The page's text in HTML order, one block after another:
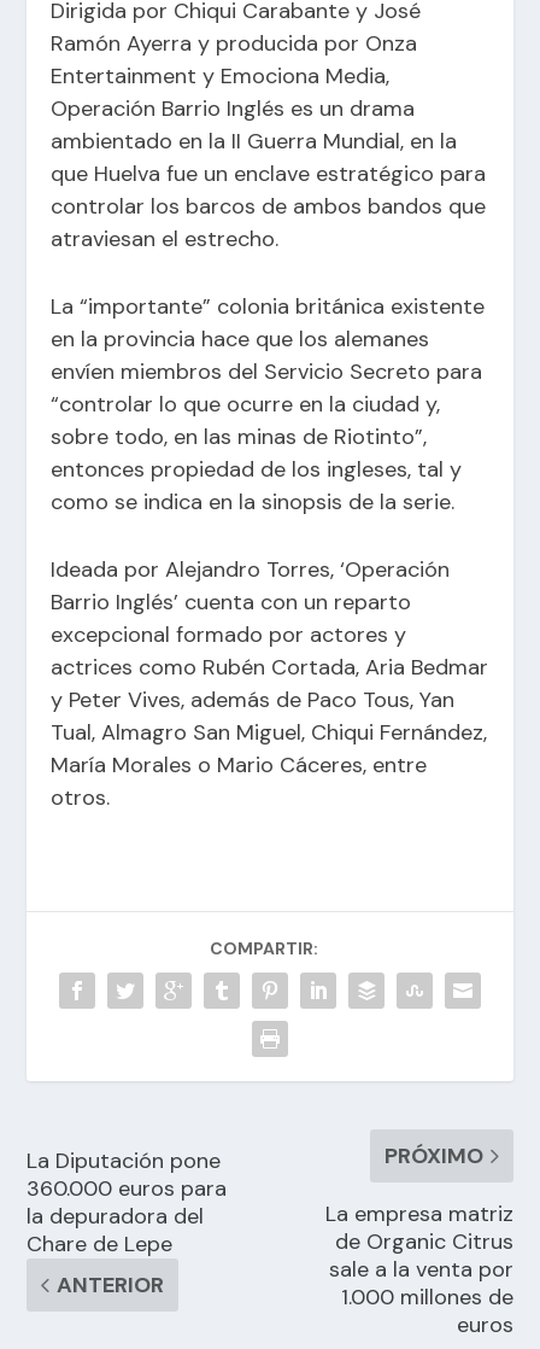
Dirigida por Chiqui Carabante y José
Ramón Ayerra y producida por Onza
Entertainment y Emociona Media,
Operación Barrio Inglés es un drama
ambientado en la II Guerra Mundial, en la
que Huelva fue un enclave estratégico para
controlar los barcos de ambos bandos que
atraviesan el estrecho.
La “importante” colonia británica existente
en la provincia hace que los alemanes
envíen miembros del Servicio Secreto para
“controlar lo que ocurre en la ciudad y,
sobre todo, en las minas de Riotinto”,
entonces propiedad de los ingleses, tal y
como se indica en la sinopsis de la serie.
Ideada por Alejandro Torres, ‘Operación
Barrio Inglés’ cuenta con un reparto
excepcional formado por actores y
actrices como Rubén Cortada, Aria Bedmar
y Peter Vives, además de Paco Tous, Yan
Tual, Almagro San Miguel, Chiqui Fernández,
María Morales o Mario Cáceres, entre
otros.
COMPARTIR:
La Diputación pone
360.000 euros para
la depuradora del
Chare de Lepe
ANTERIOR
PRÓXIMO
La empresa matriz
de Organic Citrus
sale a la venta por
1.000 millones de
euros